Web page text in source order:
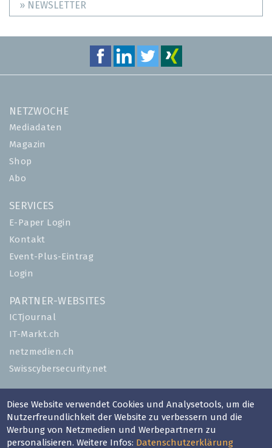
» NEWSLETTER
NETZWOCHE
Mediadaten
Magazin
Shop
Abo
SERVICES
E-Paper Login
Kontakt
Event-Plus-Eintrag
Login
PARTNER-WEBSITES
ICTjournal
IT-Markt.ch
netzmedien.ch
Swisscybersecurity.net
Impressum
AGB
Diese Website verwendet Cookies und Analysetools, um die
Nutzerfreundlichkeit der Website zu verbessern und die
Werbung von Netzmedien und Werbepartnern zu
personalisieren. Weitere Infos: Datenschutzerklärung